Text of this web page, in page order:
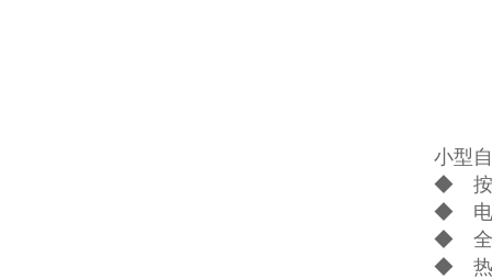
小型
◆ 按
◆ 电
◆ 全
◆ 热